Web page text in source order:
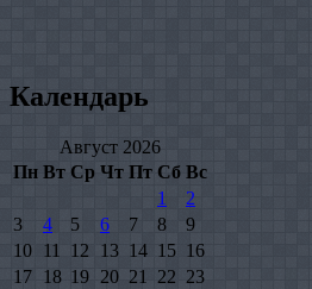
Календарь
Август 2026
Пн Вт Ср Чт Пт Сб Вс
1
2
3
4 5 6 7 8
9
10 11 12 13 14 15 16
17 18 19 20 21 22 23